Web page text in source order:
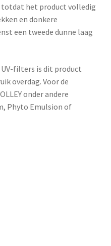
totdat het product volledig
en donkere
een tweede dunne laag
UV-filters is dit product
overdag. Voor de
onder andere
Phyto Emulsion of